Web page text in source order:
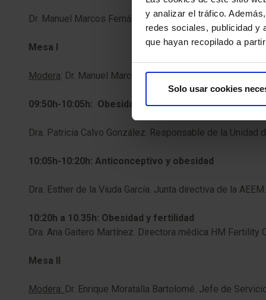
y analizar el tráfico.
redes sociales, publicidad y
que hayan recopilado a
Solo usar cookies
Dr. Manuel Marcos Fernández. Coordinador de
Mesa I
Modera: Dr. Manuel Marcos Fernández
09:50h-10:05h: Obesidad en la adolescencia y SOP
Dra. Patricia Calvo González. Responsable de la
10:05h-10:20h: Anticonceptivo y obesidad
Dra. Esther de la Viuda García. Junta directiva de la
10:20h a 10.35h: Obesidad y fertilidad
Dra. Ana Gaitero Martínez. Directora médica HM Fertility
Mesa II
Modera: Dr. Enrique Moratalla Bartolomé. Jefe de